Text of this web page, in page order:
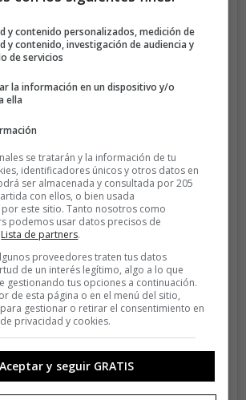
publicación en Instagram
y contenido personalizados, medición de
y contenido, investigación de audiencia y
de servicios
la información en un dispositivo y/o
ella
se tratarán y la información de tu
identificadores únicos y otros datos en
ser almacenada y consultada por 205
con ellos, o bien usada
este sitio. Tanto nosotros como
podemos usar datos precisos de
Lista de partners.
proveedores traten tus datos
de un interés legítimo, algo a lo que
gestionando tus opciones a continuación.
de esta página o en el menú del sitio,
gestionar o retirar el consentimiento en
privacidad y cookies.
Aceptar y seguir GRATIS